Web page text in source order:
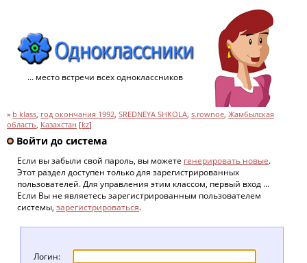
... место встречи всех одноклассников
» b klass, год окончания 1992, SREDNEYA SHKOLA, s.rownoe, Жамбылская
область, Казахстан [kz]
Войти до система
Если вы забыли свой пароль, вы можете генерировать новые.
Этот раздел доступен только для зарегистрированных
пользователей. Для управления этим классом, первый вход ...
Если Вы не являетесь зарегистрированным пользователем
системы, зарегистрироваться.
Логин: